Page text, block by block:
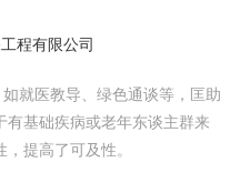
程有限公司
就医教导、绿色通谈等，匡助
有基础疾病或老年东谈主群来
提高了可及性。